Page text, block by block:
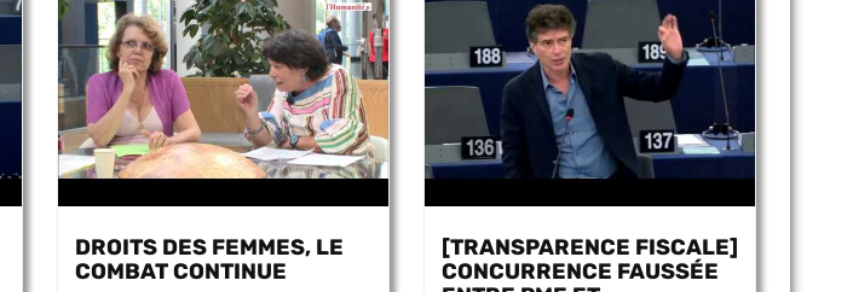
DROITS DES FEMMES, LE
COMBAT CONTINUE
[TRANSPARENCE FISCALE]
CONCURRENCE FAUSSÉE